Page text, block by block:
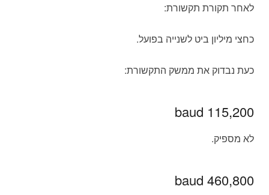
לאחר תקורת תקשורת:
כחצי מיליון ביט לשנייה בפועל.
כעת נבדוק את ממשק התקשורת:
115,200 baud
לא מספיק.
460,800 baud